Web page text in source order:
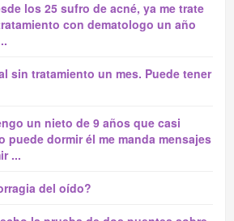
los 25 sufro de acné, ya me trate
con dematologo un año
sin tratamiento un mes. Puede tener
un nieto de 9 años que casi
puede dormir él me manda mensajes
...
del oído?